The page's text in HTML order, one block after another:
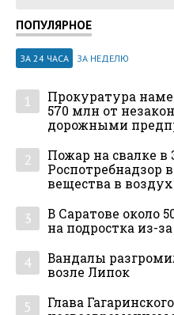
ПОПУЛЯРНОЕ
ЗА 24 ЧАСА ЗА НЕДЕЛЮ
1
Прокуратура
570 млн от
дорожными
2
Пожар на свалке в
Роспотребнадзор
вещества в
3
В Саратове около
на подростка из-
4
Вандалы
возле Липок
5
Глава